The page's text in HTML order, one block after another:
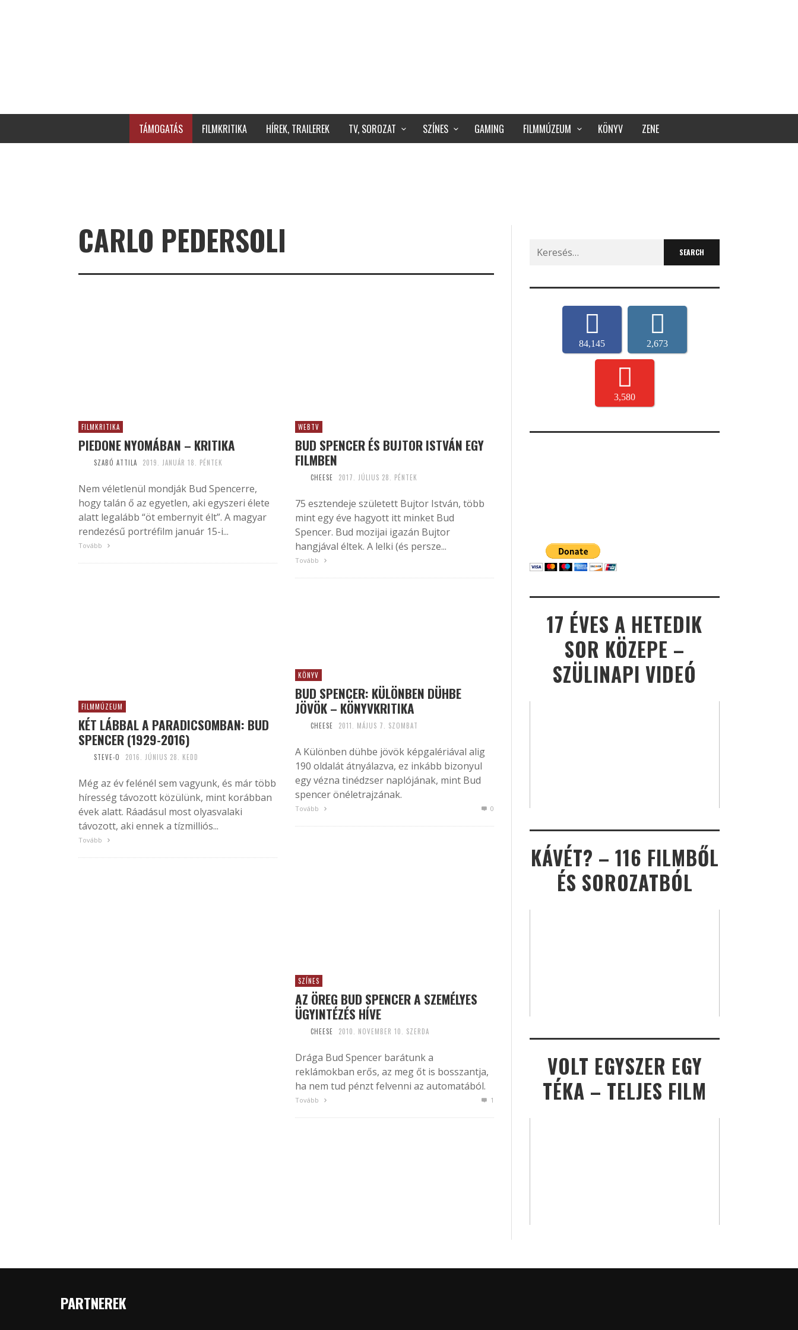
TÁMOGATÁS FILMKRITIKA HÍREK, TRAILEREK TV, SOROZAT SZÍNES GAMING FILMMÚZEUM KÖNYV ZENE
CARLO PEDERSOLI
FILMKRITIKA
PIEDONE NYOMÁBAN – KRITIKA
SZABÓ ATTILA 2019. JANUÁR 18. PÉNTEK
Nem véletlenül mondják Bud Spencerre,
hogy talán ő az egyetlen, aki egyszeri élete
alatt legalább “öt embernyit élt”. A magyar
rendezésű portréfilm január 15-i...
Tovább
WEBTV
BUD SPENCER ÉS BUJTOR ISTVÁN EGY
FILMBEN
CHEESE 2017. JÚLIUS 28. PÉNTEK
75 esztendeje született Bujtor István, több
mint egy éve hagyott itt minket Bud
Spencer. Bud mozijai igazán Bujtor
hangjával éltek. A lelki (és persze...
Tovább
FILMMÚZEUM
KÉT LÁBBAL A PARADICSOMBAN: BUD
SPENCER (1929-2016)
STEVE-O 2016. JÚNIUS 28. KEDD
Még az év felénél sem vagyunk, és már több
híresség távozott közülünk, mint korábban
évek alatt. Ráadásul most olyasvalaki
távozott, aki ennek a tízmilliós...
Tovább
KÖNYV
BUD SPENCER: KÜLÖNBEN DÜHBE
JÖVÖK – KÖNYVKRITIKA
CHEESE 2011. MÁJUS 7. SZOMBAT
A Különben dühbe jövök képgalériával alig
190 oldalát átnyálazva, ez inkább bizonyul
egy vézna tinédzser naplójának, mint Bud
spencer önéletrajzának.
Tovább 0
SZÍNES
AZ ÖREG BUD SPENCER A SZEMÉLYES
ÜGYINTÉZÉS HÍVE
CHEESE 2010. NOVEMBER 10. SZERDA
Drága Bud Spencer barátunk a
reklámokban erős, az meg őt is bosszantja,
ha nem tud pénzt felvenni az automatából.
Tovább 1
Search
for:
84,145 2,673
3,580
17 ÉVES A HETEDIK
SOR KÖZEPE –
SZÜLINAPI VIDEÓ
KÁVÉT? – 116 FILMBŐL
ÉS SOROZATBÓL
VOLT EGYSZER EGY
TÉKA – TELJES FILM
PARTNEREK